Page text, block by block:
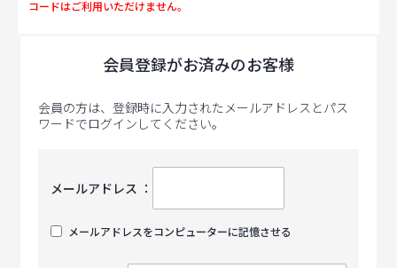
コードはご利用いただけません。
会員登録がお済みのお客様
会員の方は、登録時に入力されたメールアドレスとパス
ワードでログインしてください。
メールアドレス ：
メールアドレスをコンピューターに記憶させる